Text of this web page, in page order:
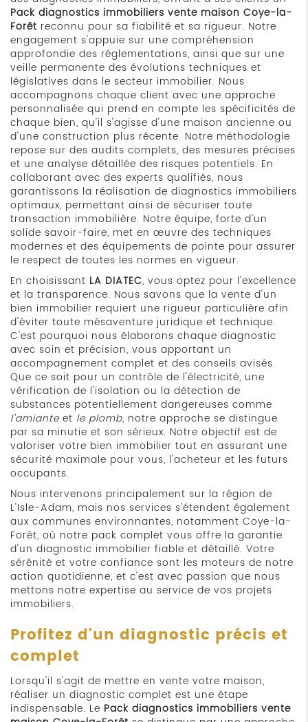
Pack diagnostics immobiliers vente maison Coye-la-
Forêt reconnu pour sa fiabilité et sa rigueur. Notre
engagement s'appuie sur une compréhension
approfondie des réglementations, ainsi que sur une
veille permanente des évolutions techniques et
législatives dans le secteur immobilier. Nous
accompagnons chaque client avec une approche
personnalisée qui prend en compte les spécificités de
chaque bien, qu'il s'agisse d'une maison ancienne ou
d'une construction plus récente. Notre méthodologie
repose sur des audits complets, des mesures précises
et une analyse détaillée des risques potentiels. En
collaborant avec des experts qualifiés, nous
garantissons la réalisation de diagnostics immobiliers
optimaux, permettant ainsi de sécuriser toute
transaction immobilière. Notre équipe, forte d'un
solide savoir-faire, met en œuvre des techniques
modernes et des équipements de pointe pour assurer
le respect de toutes les normes en vigueur.
En choisissant LA DIATEC, vous optez pour l'excellence
et la transparence. Nous savons que la vente d'un
bien immobilier requiert une rigueur particulière afin
d'éviter toute mésaventure juridique et technique.
C'est pourquoi nous élaborons chaque diagnostic
avec soin et précision, vous apportant un
accompagnement complet et des conseils avisés.
Que ce soit pour un contrôle de l'électricité, une
vérification de l'isolation ou la détection de
substances potentiellement dangereuses comme
l'amiante et le plomb, notre approche se distingue
par sa minutie et son sérieux. Notre objectif est de
valoriser votre bien immobilier tout en assurant une
sécurité maximale pour vous, l'acheteur et les futurs
occupants.
Nous intervenons principalement sur la région de
L'Isle-Adam, mais nos services s'étendent également
aux communes environnantes, notamment Coye-la-
Forêt, où notre pack complet vous offre la garantie
d'un diagnostic immobilier fiable et détaillé. Votre
sérénité et votre confiance sont les moteurs de notre
action quotidienne, et c'est avec passion que nous
mettons notre expertise au service de vos projets
immobiliers.
Profitez d'un diagnostic précis et
complet
Lorsqu'il s'agit de mettre en vente votre maison,
réaliser un diagnostic complet est une étape
indispensable. Le Pack diagnostics immobiliers vente